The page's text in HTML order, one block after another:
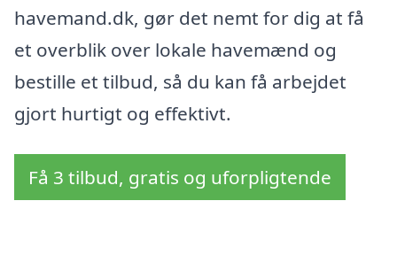
havemand.dk, gør det nemt for dig at få
et overblik over lokale havemænd og
bestille et tilbud, så du kan få arbejdet
gjort hurtigt og effektivt.
Få 3 tilbud, gratis og uforpligtende